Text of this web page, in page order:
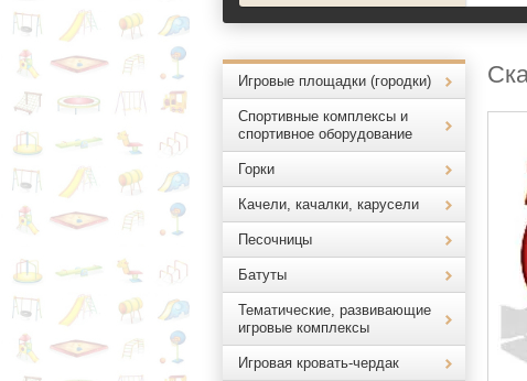
Игровые площадки (городки)
Спортивные комплексы и
спортивное оборудование
Горки
Качели, качалки, карусели
Песочницы
Батуты
Тематические, развивающие
игровые комплексы
Игровая кровать-чердак